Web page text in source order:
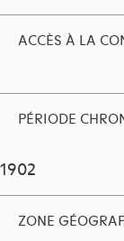
ACCÈS À LA
PÉRIODE
1902
ZONE